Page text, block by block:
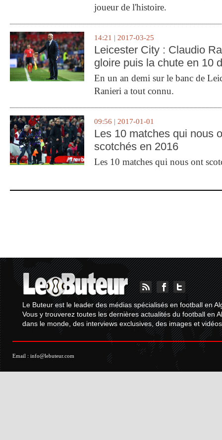
joueur de l'histoire.
14:21 | 2017-03-25
Leicester City : Claudio
gloire puis la chute en 10
En un an demi sur le banc de
Ranieri a tout connu.
09:56 | 2017-01-01
Les 10 matches qui nous
scotchés en 2016
Les 10 matches qui nous ont
Le Buteur est le leader des médias spécialisés en football en
Vous y trouverez toutes les dernières actualités du football en
dans le monde, des interviews exclusives, des images et
Email : info@lebuteur.com